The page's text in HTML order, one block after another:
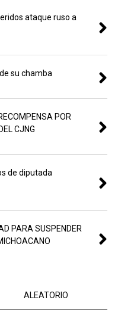
ataque ruso a
su chamba
POR
CJNG
de diputada
PARA SUSPENDER
ALEATORIO